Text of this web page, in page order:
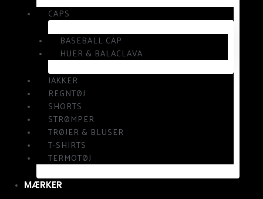
CAPS
BASEBALL CAP
HUER & BALACLAVA
JAKKER
REGNTØJ
SHORTS
STRØMPER
TRØJER & BLUSER
T-SHIRTS
TERMOTØJ
MÆRKER